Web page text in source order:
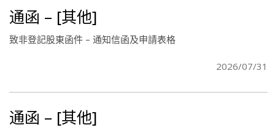
通函 – [其他]
致非登記股東函件 – 通知信函及申請表格
2026/07/31
通函 – [其他]